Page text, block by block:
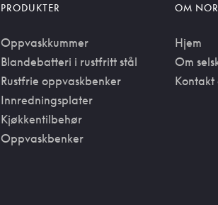
PRODUKTER
Oppvaskkummer
Blandebatteri i rustfritt stål
Rustfrie oppvaskbenker
Innredningsplater
Kjøkkentilbehør
Oppvaskbenker
OM
Hjem
Om
Kontakt